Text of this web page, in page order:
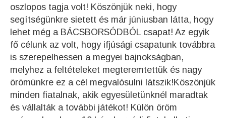
oszlopos tagja volt! Köszönjük neki, hogy
segítségünkre sietett és már júniusban látta, hogy
lehet még a BÁCSBORSÓDBÓL csapat! Az egyik
fő célunk az volt, hogy ifjúsági csapatunk továbbra
is szerepelhessen a megyei bajnokságban,
melyhez a feltételeket megteremtettük és nagy
örömünkre ez a cél megvalósulni látszik!Köszönjük
minden fiatalnak, akik egyesületünknél maradtak
és vállalták a további játékot! Külön öröm